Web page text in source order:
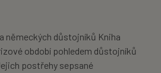
německých důstojníků Kniha
období pohledem důstojníků
postřehy sepsané